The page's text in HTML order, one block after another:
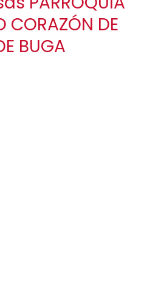
CORAZÓN DE
BUGA